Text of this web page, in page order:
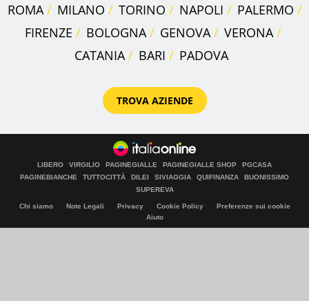
ROMA MILANO TORINO NAPOLI
PALERMO
FIRENZE
BOLOGNA GENOVA
VERONA
CATANIA
BARI PADOVA
TROVA AZIENDE
LIBERO VIRGILIO PAGINEGIALLE PAGINEGIALLE SHOP
PGCASA
PAGINEBIANCHE
TUTTOCITTÀ DILEI SIVIAGGIA QUIFINANZA
BUONISSIMO
SUPEREVA
Chi siamo Note Legali Privacy Cookie Policy
Preferenze sui cookie
Aiuto